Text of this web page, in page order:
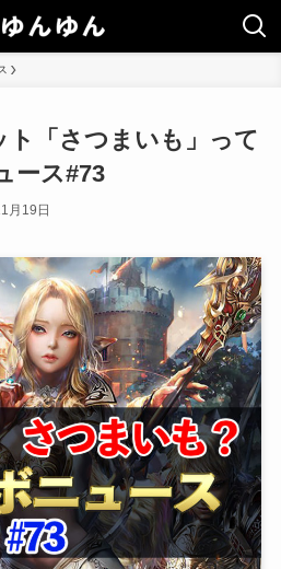
ト「さつまいも」って
ース#73
月19日